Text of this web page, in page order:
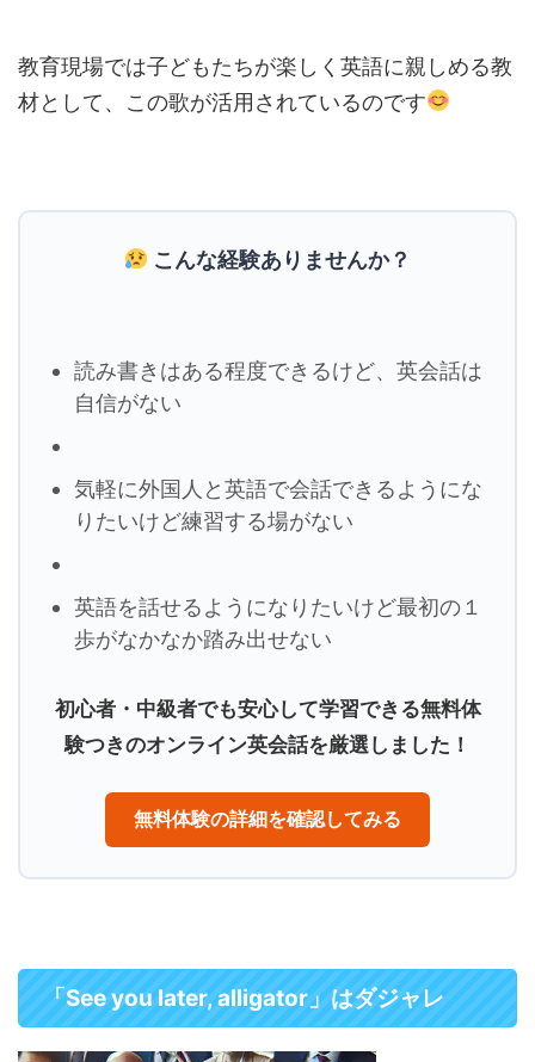
教育現場では子どもたちが楽しく英語に親しめる教
材として、この歌が活用されているのです
こんな経験ありませんか？
読み書きはある程度できるけど、英会話は
自信がない
気軽に外国人と英語で会話できるようにな
りたいけど練習する場がない
英語を話せるようになりたいけど最初の１
歩がなかなか踏み出せない
初心者・中級者でも安心して学習できる無料体
験つきのオンライン英会話を厳選しました！
無料体験の詳細を確認してみる
「See you later, alligator」はダジャレ